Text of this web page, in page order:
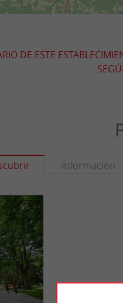
DE ESTE
Información